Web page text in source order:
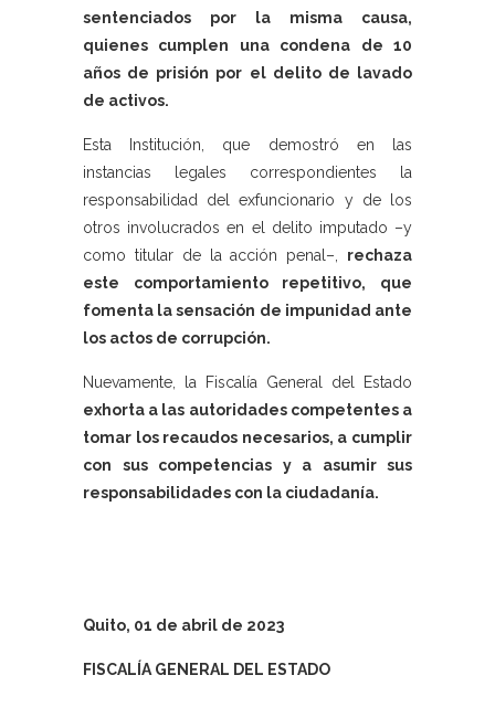
sentenciados por la misma causa,
quienes cumplen una condena de 10
años de prisión por el delito de lavado
de activos.
Esta Institución, que demostró en las
instancias legales correspondientes la
responsabilidad del exfuncionario y de los
otros involucrados en el delito imputado –y
como titular de la acción penal–, rechaza
este comportamiento repetitivo, que
fomenta la sensación de impunidad ante
los actos de corrupción.
Nuevamente, la Fiscalía General del Estado
exhorta a las autoridades competentes a
tomar los recaudos necesarios, a cumplir
con sus competencias y a asumir sus
responsabilidades con la ciudadanía.
Quito, 01 de abril de 2023
FISCALÍA GENERAL DEL ESTADO